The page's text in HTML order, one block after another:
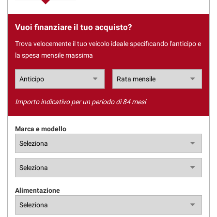
AREA COMMERCIANTI
Vuoi finanziare il tuo acquisto?
Trova velocemente il tuo veicolo ideale specificando l'anticipo e
la spesa mensile massima
Importo indicativo per un periodo di 84 mesi
Marca e modello
Alimentazione
tracciamento
che
adottiamo
per
offrire
le
funzionalità
e
svolgere
le
attività
descritte.
maggiori
informazioni
sull'utilità
sul
funzionamento